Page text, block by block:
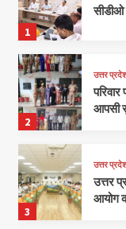
1
सीडीओ
2
उत्तर
आपसी
3
उत्तर
उत्तर
आयोग